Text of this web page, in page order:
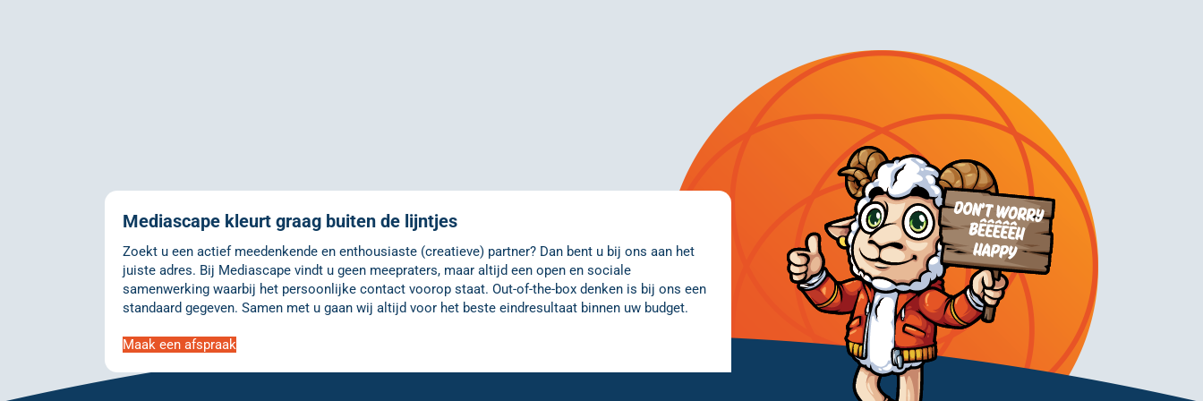
Mediascape kleurt graag buiten de lijntjes
Zoekt u een actief meedenkende en enthousiaste (creatieve) partner? Dan bent u bij ons aan het
juiste adres. Bij Mediascape vindt u geen meepraters, maar altijd een open en sociale
samenwerking waarbij het persoonlijke contact voorop staat. Out-of-the-box denken is bij ons een
standaard gegeven. Samen met u gaan wij altijd voor het beste eindresultaat binnen uw budget.
Maak een afspraak